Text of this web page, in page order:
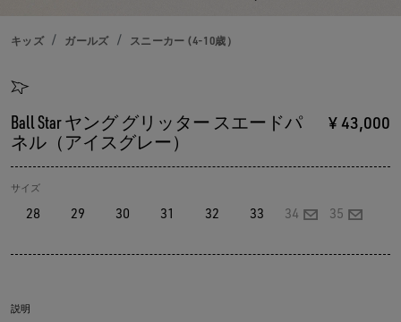
キッズ ガールズ スニーカー (4-10歳）
Ball Star ヤング グリッター スエードパ
ネル（アイスグレー）
¥ 43,000
サイズ
28 29 30 31 32 33 34 35
説明